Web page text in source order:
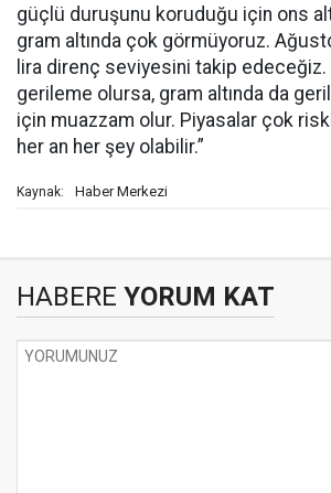
güçlü duruşunu koruduğu için ons
gram altında çok görmüyoruz.
lira direnç seviyesini takip edeceğiz.
gerileme olursa, gram altında da
için muazzam olur. Piyasalar çok
her an her şey olabilir.”
Kaynak: Haber Merkezi
HABERE YORUM KAT